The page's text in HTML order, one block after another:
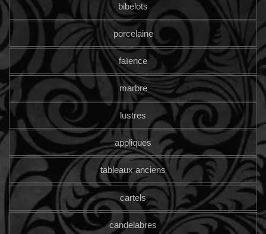
bibelots
porcelaine
faïence
marbre
lustres
appliques
tableaux anciens
cartels
candelabres